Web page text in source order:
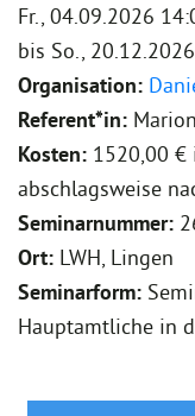
Fr., 04.09.2026
bis So.,
Organisation:
Referent*in:
Kosten: 1520,00 €
abschlagsweise
Seminarnummer:
Ort: LWH, Lingen
Seminarform:
Hauptamtliche in